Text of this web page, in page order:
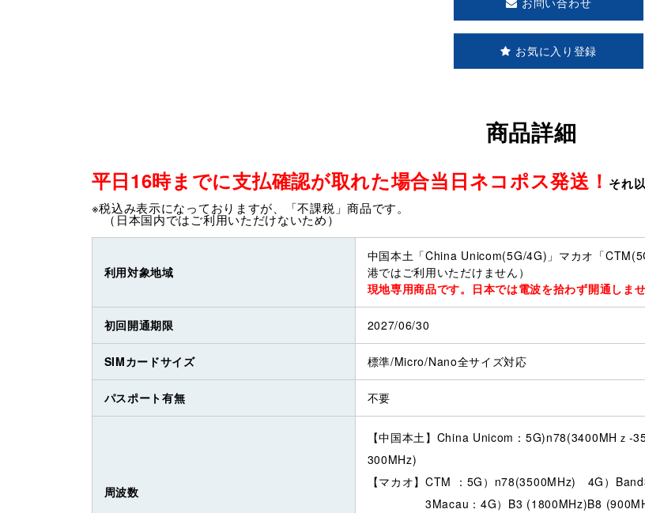
お気に入り登録
商品詳細
平日16時までに支払確認が取れた場合当日ネコポス発送！ それ
※税込み表示になっておりますが、「不課税」商品です。
（日本国内ではご利用いただけないため）
利用対象地域
中国本土「China Unicom(5G/4G)」マカオ「
港ではご利用いただけません）
現地専用商品です。日本では電波を拾わず開通しませ
初回開通期限 2027/06/30
SIMカードサイズ 標準/Micro/Nano全サイズ対応
パスポート有無 不要
周波数
【中国本土】China Unicom：5G)n78(3400MHｚ
300MHz)
【マカオ】CTM ：5G）n78(3500MHz) 4G）
3Macau：4G）B3 (1800MHz)B8